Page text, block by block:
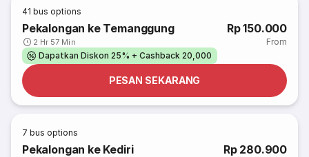
41 bus options
Pekalongan ke Temanggung
2 Hr 57 Min
Rp 150.000
From
Dapatkan Diskon 25% + Cashback 20,000
PESAN SEKARANG
7 bus options
Pekalongan ke Kediri Rp 280.900